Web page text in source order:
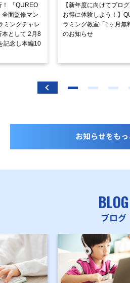
！ 「QUREO
面監修マン
ミングチャレ
本として 2月8
記念し本編10
【新年度に向けてプロ
お得に体験しよう！】
ラミング教室「1ヶ月無
のお知らせ
お知らせをも
BLOG
ブログ